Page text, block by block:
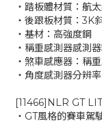
‧踏板體材質：航
‧後跟板材質：3K
‧基材：高強度鋼
‧稱重感測器感測
‧煞車感應器：稱
‧角度感測器分辨
[11466]NLR GT
‧GT風格的賽車駕